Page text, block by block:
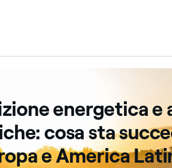
e aree geografiche
energetica e
cosa sta
e America